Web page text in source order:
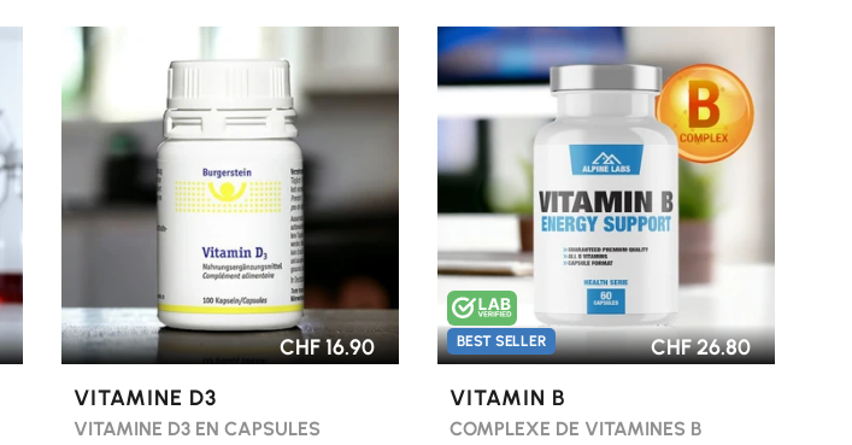
CHF 16.90
CHOISIR LES OPTIONS
VITAMINE D3
VITAMINE D3 EN CAPSULES
CHF 26.80
CHOISIR LES OPTIONS
BEST SELLER
VITAMIN B
COMPLEXE DE VITAMINES B